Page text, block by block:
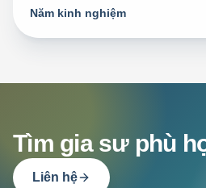
Năm kinh nghiệm
Tìm gia sư phù
Liên hệ